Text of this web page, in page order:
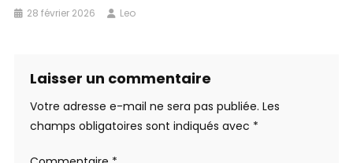
28 février 2026 Leo
Laisser un commentaire
Votre adresse e-mail ne sera pas publiée. Les
champs obligatoires sont indiqués avec *